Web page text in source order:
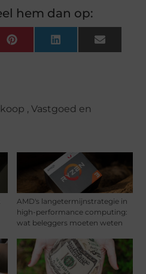
AMD's langetermijnstrategie in
high-performance computing:
wat beleggers moeten weten
hem dan op:
PinterestLinkedInEmail
,Vastgoed en